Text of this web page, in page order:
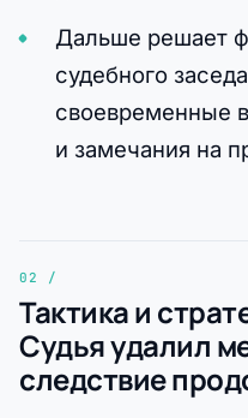
Дальше решает
судебного
своевременные
и замечания на
Тактика и
Судья удалил
следствие